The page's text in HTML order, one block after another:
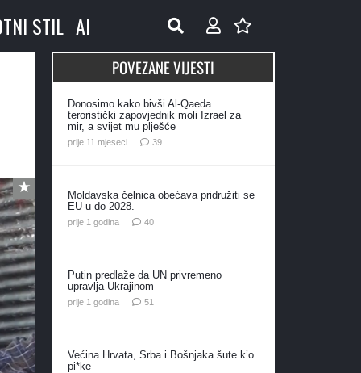
STIL AI
POVEZANE VIJESTI
Donosimo kako bivši Al-Qaeda
teroristički zapovjednik moli Izrael za
mir, a svijet mu plješće
prije 11 mjeseci 39komentara
Moldavska čelnica obećava pridružiti se
EU-u do 2028.
prije 1 godina 40komentara
Putin predlaže da UN privremeno
upravlja Ukrajinom
prije 1 godina 51
Većina Hrvata, Srba i Bošnjaka šute k’o
pi*ke